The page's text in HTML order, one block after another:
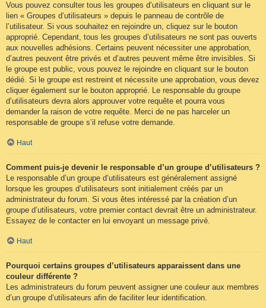
Vous pouvez consulter tous les groupes d’utilisateurs en cliquant sur le
lien « Groupes d’utilisateurs » depuis le panneau de contrôle de
l’utilisateur. Si vous souhaitez en rejoindre un, cliquez sur le bouton
approprié. Cependant, tous les groupes d’utilisateurs ne sont pas ouverts
aux nouvelles adhésions. Certains peuvent nécessiter une approbation,
d’autres peuvent être privés et d’autres peuvent même être invisibles. Si
le groupe est public, vous pouvez le rejoindre en cliquant sur le bouton
dédié. Si le groupe est restreint et nécessite une approbation, vous devez
cliquer également sur le bouton approprié. Le responsable du groupe
d’utilisateurs devra alors approuver votre requête et pourra vous
demander la raison de votre requête. Merci de ne pas harceler un
responsable de groupe s’il refuse votre demande.
Haut
Comment puis-je devenir le responsable d’un groupe d’utilisateurs ?
Le responsable d’un groupe d’utilisateurs est généralement assigné
lorsque les groupes d’utilisateurs sont initialement créés par un
administrateur du forum. Si vous êtes intéressé par la création d’un
groupe d’utilisateurs, votre premier contact devrait être un administrateur.
Essayez de le contacter en lui envoyant un message privé.
Haut
Pourquoi certains groupes d’utilisateurs apparaissent dans une
couleur différente ?
Les administrateurs du forum peuvent assigner une couleur aux membres
d’un groupe d’utilisateurs afin de faciliter leur identification.